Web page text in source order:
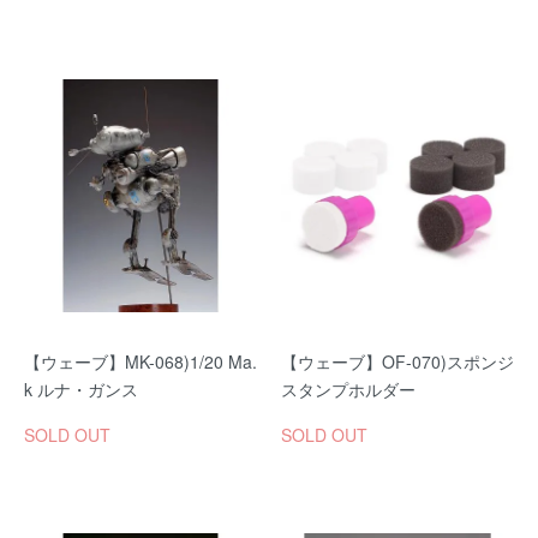
【ウェーブ】MK-068)1/20 Ma.
k ルナ・ガンス
SOLD OUT
【ウェーブ】OF-070)スポンジ
スタンプホルダー
SOLD OUT